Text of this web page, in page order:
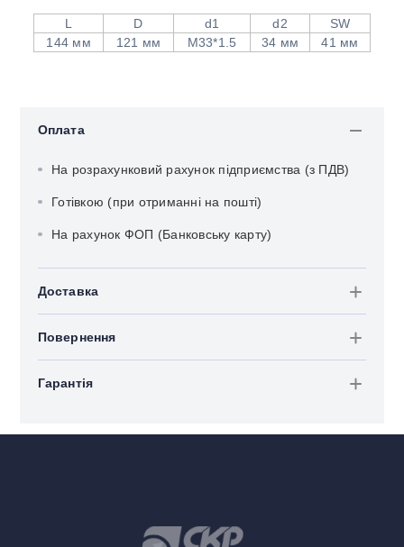
L D d1 d2
SW
144 мм
121 мм M33*1.5 34 мм 41 мм
Оплата
На розрахунковий рахунок підприємства (з ПДВ)
Готівкою (при отриманні на пошті)
На рахунок ФОП (Банковську карту)
Доставка
Повернення
Гарантія